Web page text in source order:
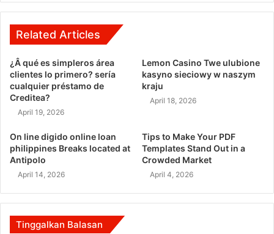
Related Articles
¿Â qué es simpleros área
clientes lo primero? serí­a
cualquier préstamo de
Creditea?
April 19, 2026
Lemon Casino Twe ulubione
kasyno sieciowy w naszym
kraju
April 18, 2026
On line digido online loan
philippines Breaks located at
Antipolo
April 14, 2026
Tips to Make Your PDF
Templates Stand Out in a
Crowded Market
April 4, 2026
Tinggalkan Balasan